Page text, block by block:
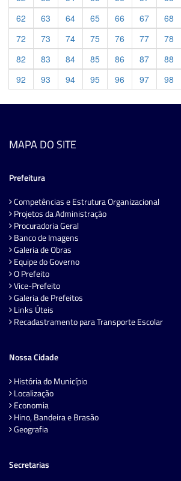
62
63 64 65 66 67 68
72
73 74 75 76 77 78
82
83 84 85 86 87 88
92
93 94 95 96 97 98
MAPA DO SITE
Prefeitura
Competências e Estrutura Organizacional
Projetos da Administração
Procuradoria Geral
Banco de Imagens
Galeria de Obras
Equipe do Governo
O Prefeito
Vice-Prefeito
Galeria de Prefeitos
Links Úteis
Recadastramento para Transporte Escolar
Nossa Cidade
História do Município
Localização
Economia
Hino, Bandeira e Brasão
Geografia
Secretarias